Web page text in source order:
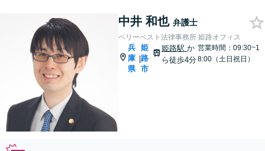
中井 和也 弁護士
ベリーベスト法律事務所 姫路オフィス
兵
庫
県
|
姫
路
市
姫路駅か
ら徒歩4分
営業時間：09:30~1
8:00（土日祝日）